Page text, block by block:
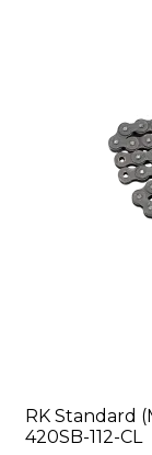
RK Standard
420SB-112-CL